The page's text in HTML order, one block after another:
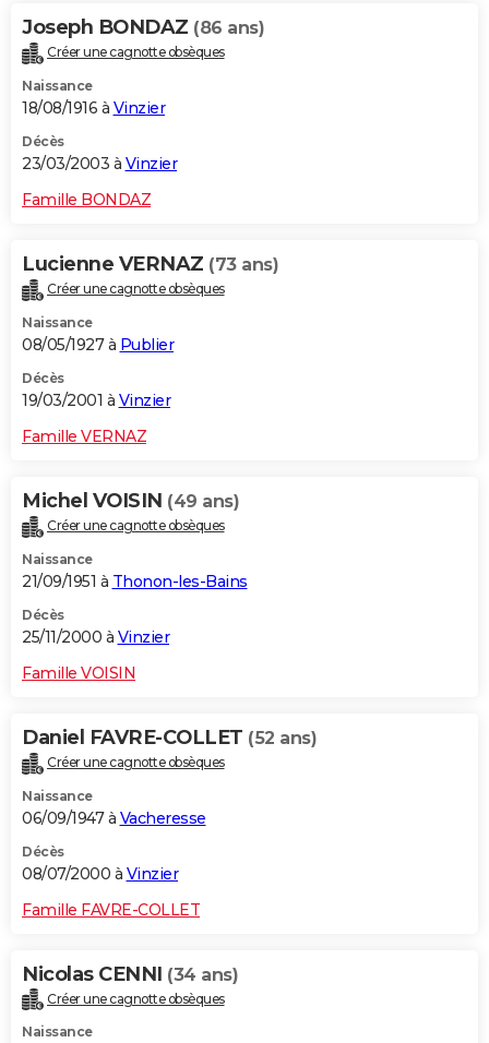
Joseph BONDAZ (86 ans)
Créer une cagnotte obsèques
Naissance
18/08/1916 à Vinzier
Décès
23/03/2003 à Vinzier
Famille BONDAZ
Lucienne VERNAZ (73 ans)
Créer une cagnotte obsèques
Naissance
08/05/1927 à Publier
Décès
19/03/2001 à Vinzier
Famille VERNAZ
Michel VOISIN (49 ans)
Créer une cagnotte obsèques
Naissance
21/09/1951 à Thonon-les-Bains
Décès
25/11/2000 à Vinzier
Famille VOISIN
Daniel FAVRE-COLLET (52 ans)
Créer une cagnotte obsèques
Naissance
06/09/1947 à Vacheresse
Décès
08/07/2000 à Vinzier
Famille FAVRE-COLLET
Nicolas CENNI (34 ans)
Créer une cagnotte obsèques
Naissance